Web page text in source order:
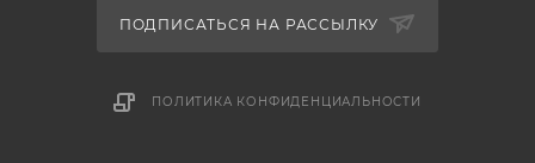
ПОДПИСАТЬСЯ НА РАССЫЛКУ
ПОЛИТИКА КОНФИДЕНЦИАЛЬНОСТИ